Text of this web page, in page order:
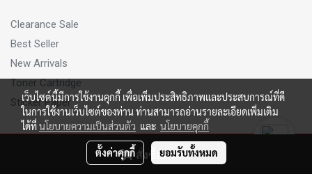
สั่งซื้อสินค้า
Clearance Sale
Best Seller
New Arrivals
Toner Cartridge
Sticker Paper
© Copyright 2016 All Rights Reserved. MakeWebEasy.com
เว็บไซต์นี้มีการใช้งานคุกกี้ เพื่อเพิ่มประสิทธิภาพและประสบการณ์ที่ดี
ในการใช้งานเว็บไซต์ของท่าน ท่านสามารถอ่านรายละเอียดเพิ่มเติม
ได้ที่นโยบายความเป็นส่วนตัว และ นโยบายคุกกี้
ตั้งค่าคุกกี้ ยอมรับทั้งหมด